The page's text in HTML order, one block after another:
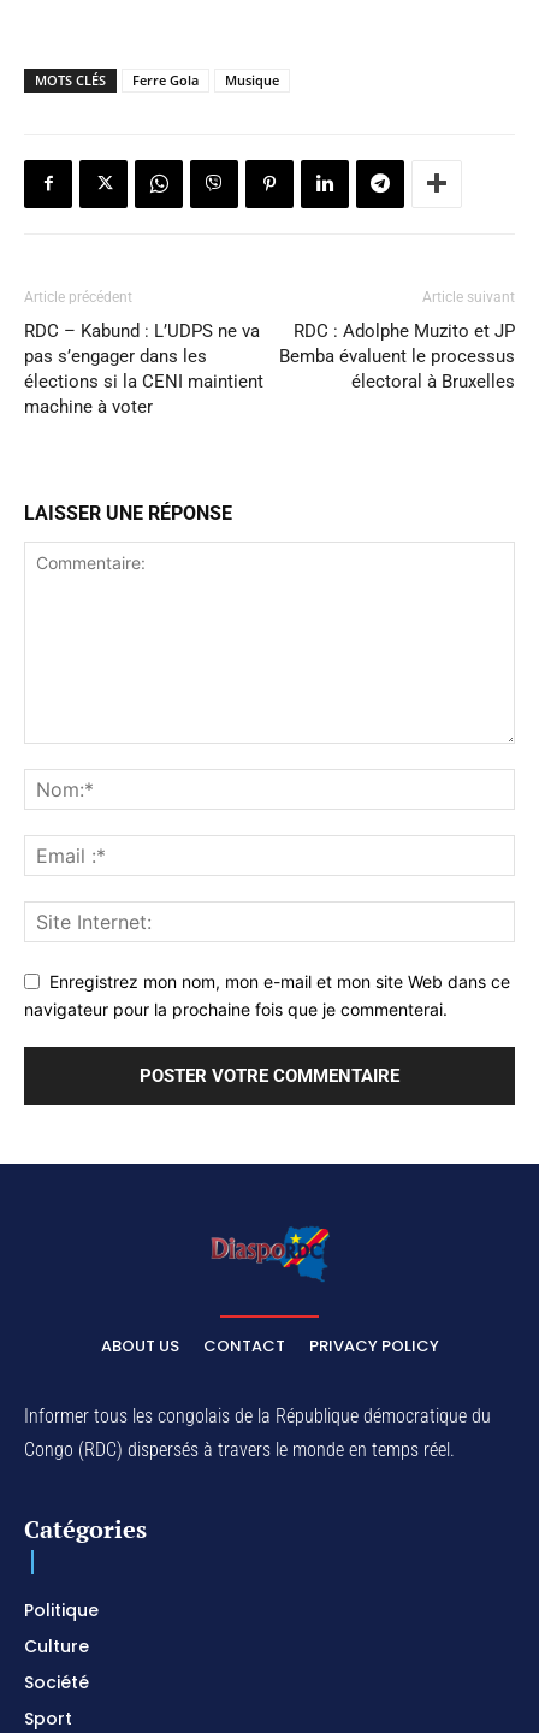
MOTS CLÉS Ferre Gola Musique
Article précédent
RDC – Kabund : L’UDPS ne va
pas s’engager dans les
élections si la CENI maintient
machine à voter
Article suivant
RDC : Adolphe Muzito et JP
Bemba évaluent le processus
électoral à Bruxelles
LAISSER UNE RÉPONSE
Enregistrez mon nom, mon e-mail et mon site Web dans ce
navigateur pour la prochaine fois que je commenterai.
ABOUT US CONTACT PRIVACY POLICY
Informer tous les congolais de la République démocratique du
Congo (RDC) dispersés à travers le monde en temps réel.
Catégories
Politique
Culture
Société
Sport